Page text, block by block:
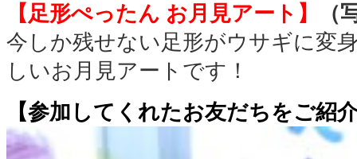
【足形ぺったん お月見アート】
（
今しか残せない足形がウサギに変
しいお月見アートです！
【参加してくれたお友だちをご紹